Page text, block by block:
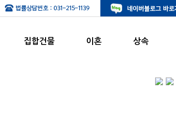
집합건물 이혼 상속